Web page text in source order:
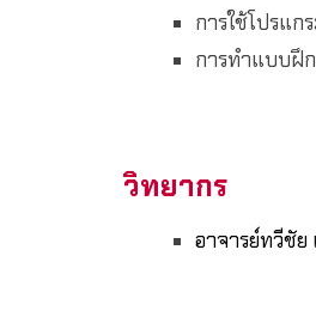
การใช้โปรแก
การทำแบบฝึ
วิทยากร
อาจารย์ทวีชัย